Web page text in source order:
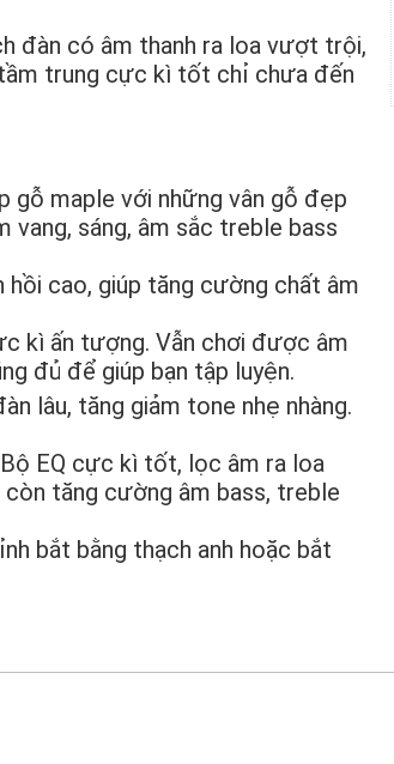
đàn có âm thanh ra loa vượt trội,
trung cực kì tốt chỉ chưa đến
gỗ maple với những vân gỗ đẹp
vang, sáng, âm sắc treble bass
cao, giúp tăng cường chất âm
kì ấn tượng. Vẫn chơi được âm
đủ để giúp bạn tập luyện.
lâu, tăng giảm tone nhẹ nhàng.
EQ cực kì tốt, lọc âm ra loa
tăng cường âm bass, treble
bắt bằng thạch anh hoặc bắt